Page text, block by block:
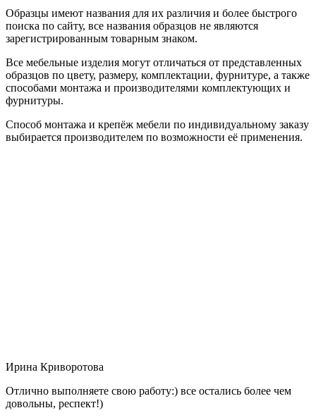
Образцы имеют названия для их различия и более быстрого
поиска по сайту, все названия образцов не являются
зарегистрированным товарным знаком.
Все мебельные изделия могут отличаться от представленных
образцов по цвету, размеру, комплектации, фурнитуре, а также
способами монтажа и производителями комплектующих и
фурнитуры.
Способ монтажа и крепёж мебели по индивидуальному заказу
выбирается производителем по возможности её применения.
Ирина Криворотова
Отлично выполняете свою работу:) все остались более чем
довольны, респект!)